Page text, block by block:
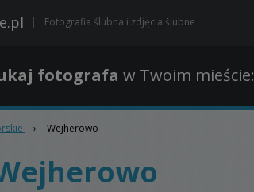
Fotografia ślubna i zdjęcia ślubne
fotografa w Twoim mieście:
› Wejherowo